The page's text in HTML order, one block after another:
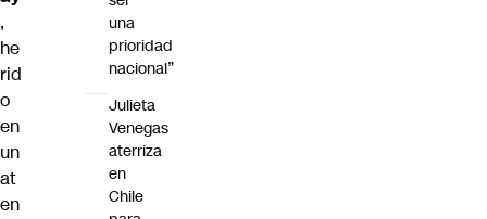
,
he
rid
o
en
un
at
en
una
prioridad
nacional”
Julieta
Venegas
aterriza
en
Chile